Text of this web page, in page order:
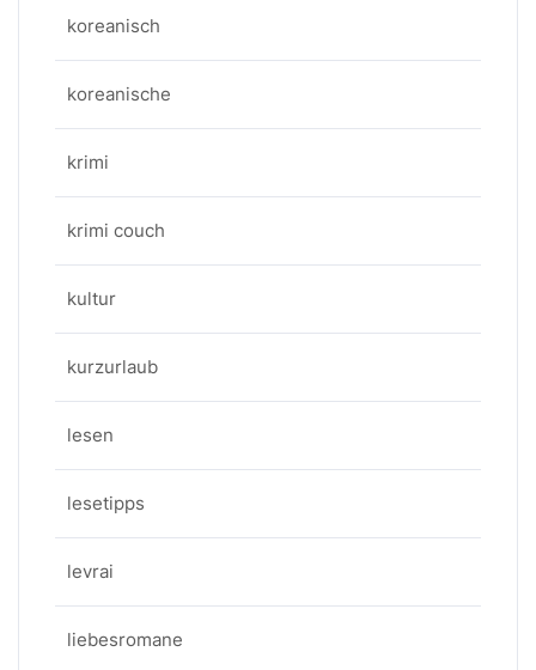
koreanisch
koreanische
krimi
krimi couch
kultur
kurzurlaub
lesen
lesetipps
levrai
liebesromane